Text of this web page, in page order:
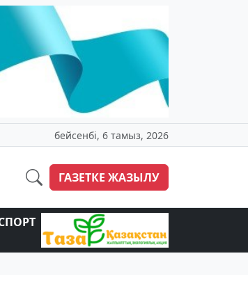
бейсенбі, 6 тамыз, 2026
ГАЗЕТКЕ ЖАЗЫЛУ